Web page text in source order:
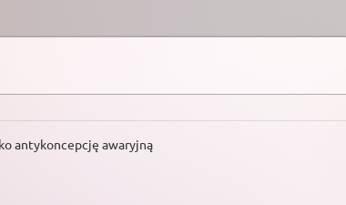
antykoncepcję awaryjną